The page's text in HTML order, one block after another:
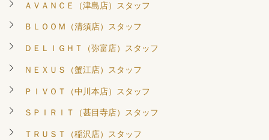
ＡＶＡＮＣＥ（津島店）スタッフ
ＢＬＯＯＭ（清須店）スタッフ
ＤＥＬＩＧＨＴ（弥富店）スタッフ
ＮＥＸＵＳ（蟹江店）スタッフ
ＰＩＶＯＴ（中川本店）スタッフ
ＳＰＩＲＩＴ（甚目寺店）スタッフ
ＴＲＵＳＴ（稲沢店）スタッフ